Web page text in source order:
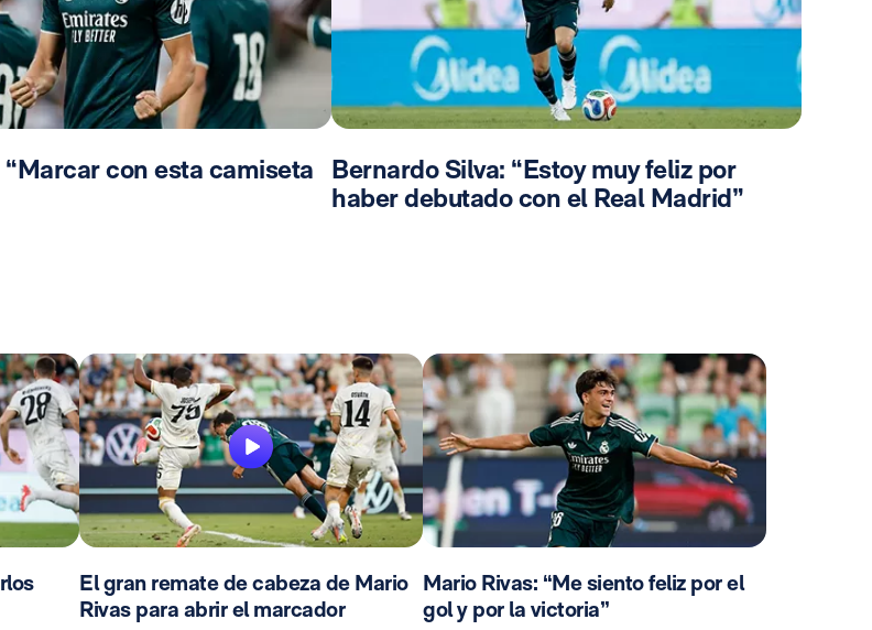
con esta camiseta
Bernardo Silva: “Estoy muy feliz por
haber debutado con el Real Madrid”
El gran remate de cabeza de Mario
Rivas para abrir el marcador
Mario Rivas: “Me siento feliz por el
gol y por la victoria”